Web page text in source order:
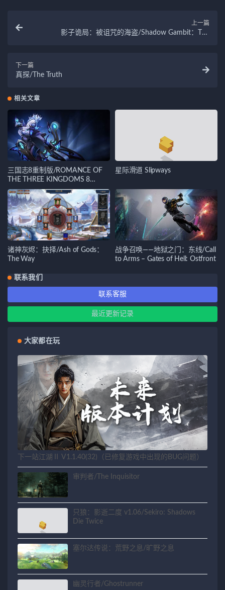
上一篇
影子诡局：被诅咒的海盗/Shadow Gambit：The
下一篇
真探/The Truth
相关文章
三国志8重制版/ROMANCE OF
THE THREE KINGDOMS 8
REMAKE
星际滑道 Slipways
诸神灰烬：抉择/Ash of Gods：
The Way
战争召唤——地狱之门：东线/Call
to Arms – Gates of Hell: Ostfront
联系我们
联系客服
最近更新记录
大家都在玩
下一站江湖Ⅱ V1.1.40(32)（已修复游戏中出现的BUG问题）
审判者/The Inquisitor
只狼：影逝二度 v1.06/Sekiro: Shadows
Die Twice
塞尔达传说：荒野之息/旷野之息
幽灵行者/Ghostrunner